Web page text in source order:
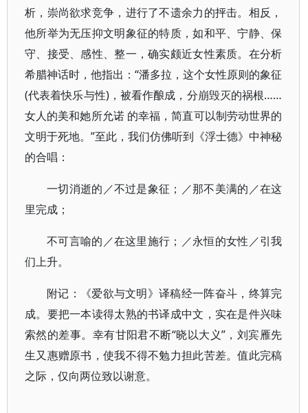
析，崇尚欲求竞争，进行了不遗余力的抨击。相反，
他所举为无压抑文明象征的特质，如和平、宁静、保
守、接受、感性、整一，确实颇近女性素质。在分析
希腊神话时，他指出：“潘多拉，这个女性原则的象征
(代表着快乐与性)，被看作酿成，分崩毁灭的祸根……
女人的美和她所允诺 的幸福，简直可以制劳动世界的
文明于死地。”至此，我们仿佛听到《浮士德》中神秘
的合唱：
一切消逝的／不过是象征；／那不美满的／在这
里完成；
不可言喻的／在这里施行；／永恒的女性／引我
们上升。
附记：《爱欲与文明》译稿经一阵奋斗，终算完
成。要把一本读得太熟的书译成中文，实在是件兴味
索然的差事。幸有甘阳君不断“晓以大义”，刘宾雁先
生又惠赠原书，使我不得不勉力担此苦差。值此完稿
之际，仅向两位致以谢意。